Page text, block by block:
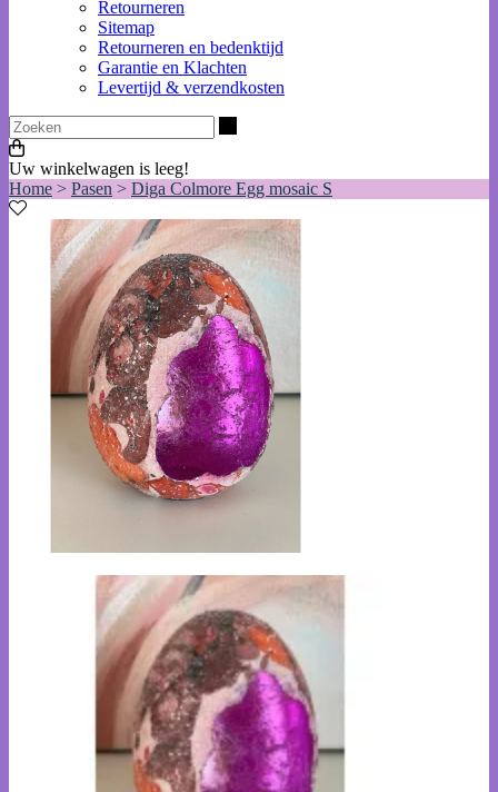
Retourneren
Sitemap
Retourneren en bedenktijd
Garantie en Klachten
Levertijd & verzendkosten
Uw winkelwagen is leeg!
Home > Pasen > Diga Colmore Egg mosaic S